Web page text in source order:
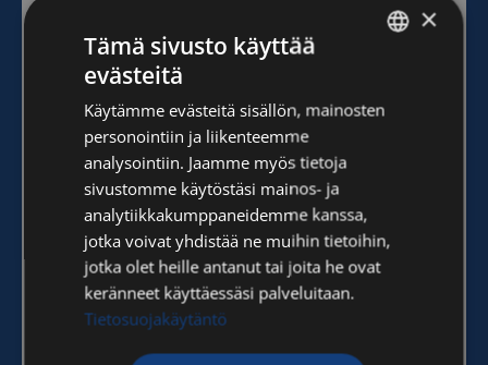
ENGLISH
×
Tämä sivusto käyttää
evästeitä
Käytämme evästeitä sisällön, mainosten
personointiin ja liikenteemme
analysointiin. Jaamme myös tietoja
sivustomme käytöstäsi mainos- ja
analytiikkakumppaneidemme kanssa,
jotka voivat yhdistää ne muihin tietoihin,
jotka olet heille antanut tai joita he ovat
keränneet käyttäessäsi palveluitaan.
Tietosuojakäytäntö